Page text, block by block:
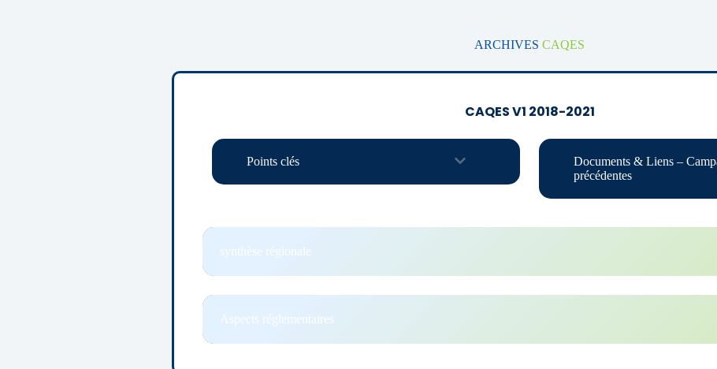
ARCHIVES CAQES
CAQES V1 2018-2021
Points clés
Documents & Liens –
précédentes
synthèse régionale
Aspects réglementaires